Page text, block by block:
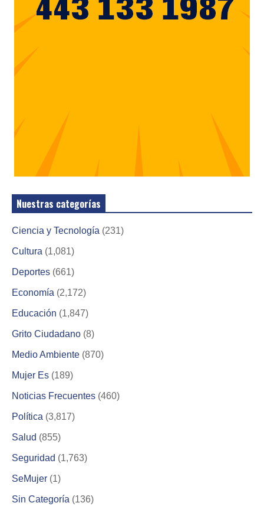
Nuestras categorías
Ciencia y Tecnología (231)
Cultura (1,081)
Deportes (661)
Economía (2,172)
Educación (1,847)
Grito Ciudadano (8)
Medio Ambiente (870)
Mujer Es (189)
Noticias Frecuentes (460)
Política (3,817)
Salud (855)
Seguridad (1,763)
SeMujer (1)
Sin Categoría (136)